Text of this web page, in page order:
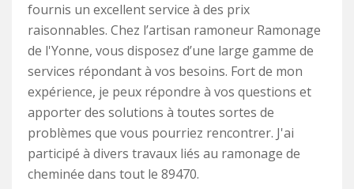
fournis un excellent service à des prix
raisonnables. Chez l’artisan ramoneur Ramonage
de l'Yonne, vous disposez d’une large gamme de
services répondant à vos besoins. Fort de mon
expérience, je peux répondre à vos questions et
apporter des solutions à toutes sortes de
problèmes que vous pourriez rencontrer. J'ai
participé à divers travaux liés au ramonage de
cheminée dans tout le 89470.